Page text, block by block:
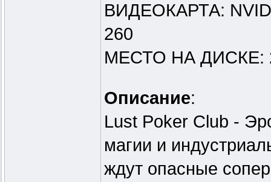
ВИДЕОКАРТА:
260
МЕСТО НА ДИСКЕ:
Описание:
Lust Poker Club -
магии и
ждут опасные